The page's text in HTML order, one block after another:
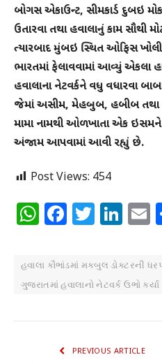
બોગસ એકાઉન્ટ, સીમકાર્ડ દુબઇ
ઉતારવા તથા હવાલાનું કામ સૌથી
ત્યારબાદ મુંબઇ સ્થિત ઓફિસ ખોલી
ભારતમાં ફેલાવવામાં આવ્યું એકલા
હવાલાના નેટવર્કને વધુ વધારવા
જેમાં અસીમ, મેહબુબ, હબીબ તથા
મામા નામથી ઓળખાતા એક ઇસમને
અંજામ આપવામાં આવી રહ્યું છે.
Post Views: 454
WhatsApp
હવાલા કૌભાંડમાં મકબુલ ડોક્ટરની
ગુજરાતમાં હવાલાનો નેટવર્ક ઉભો કર્યા
PREVIOUS ARTICLE